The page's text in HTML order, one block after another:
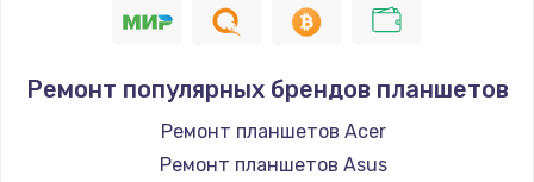
Ремонт популярных брендов планшетов
Ремонт планшетов Acer
Ремонт планшетов Asus